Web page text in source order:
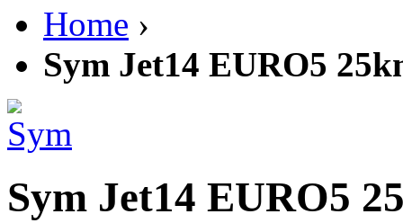
Home ›
Sym Jet14 EURO5
Sym Jet14 EURO5